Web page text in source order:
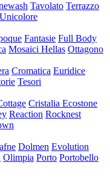
Tavolato Terrazzo
Unicolore
Fantasie Full Body
Mosaici Hellas Ottagono
Cromatica Euridice
Tesori
Cristalia Ecostone
Reaction Rocknest
Dolmen Evolution
Olimpia Porto Portobello